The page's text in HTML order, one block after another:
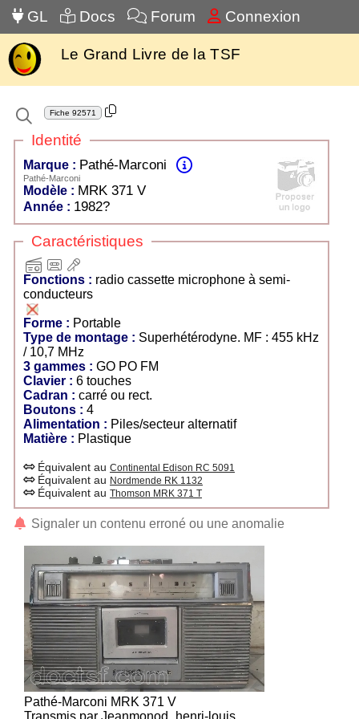
GL Docs Forum Connexion
Le Grand Livre de la TSF
Fiche 92571
Identité
Marque : Pathé-Marconi
Pathé-Marconi
Modèle : MRK 371 V
Année : 1982?
Caractéristiques
radiocassette
Fonctions : radio cassette microphone à semi-
conducteurs
Forme : Portable
Type de montage : Superhétérodyne. MF : 455 kHz
/ 10,7 MHz
3 gammes :
GO PO FM
Clavier : 6 touches
Cadran : carré ou rect.
Boutons : 4
Alimentation : Piles/secteur alternatif
Matière : Plastique
Équivalent au Continental Edison RC 5091
Équivalent au Nordmende RK 1132
Équivalent au Thomson MRK 371 T
Signaler un contenu erroné ou une anomalie
Pathé-Marconi MRK 371 V
Transmis par Jeanmonod_henri-louis